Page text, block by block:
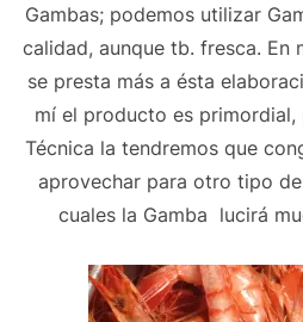
Gambas; podemos utilizar
calidad, aunque tb. fresca. En
se presta más a ésta
mí el producto es primordial,
Técnica la tendremos que
aprovechar para otro tipo
cuales la Gamba lucirá